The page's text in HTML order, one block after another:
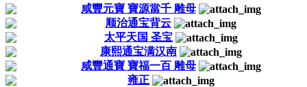
咸豐元寶 寶源當千 雕母
顺治通宝背云
太平天国 圣宝
康熙通宝满汉南
咸豐通寶 寶福一百 雕母
雍正